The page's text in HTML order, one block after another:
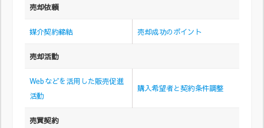
売却依頼
媒介契約締結 売却成功のポイント
売却活動
Webなどを活用した販売促進
活動
購入希望者と契約条件調整
売買契約